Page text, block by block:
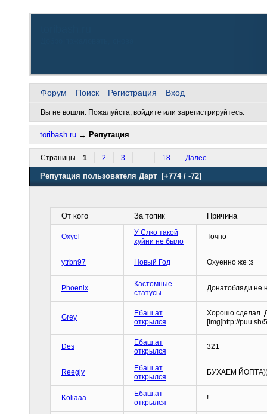
Форум Поиск Регистрация Вход
Вы не вошли. Пожалуйста, войдите или зарегистрируйтесь.
toribash.ru → Репутация
Страницы 1 2 3 18 Далее
Репутация пользователя Дарт [+774 / -72]
От кого За топик Причина
Oxyel
У Слко такой
хуйни не было
Точно
ytrbn97 Новый Год Охуенно же :з
Phoenix
Кастомные
статусы
Донатобляди не
Grey
Ебаш.ат
открылся
Хорошо сделал.
[img]http://puu.sh/
Des
Ебаш.ат
открылся
321
Reegly
Ебаш.ат
открылся
БУХАЕМ
Koliaaa
Ебаш.ат
открылся
!